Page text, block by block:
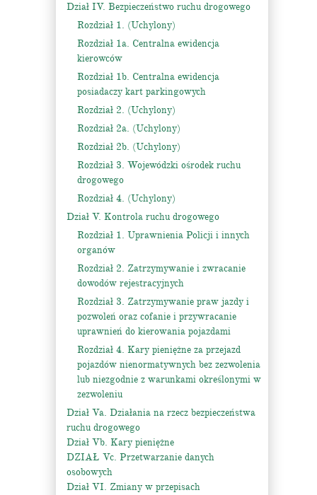
Dział IV. Bezpieczeństwo ruchu drogowego
Rozdział 1. (Uchylony)
Rozdział 1a. Centralna ewidencja
kierowców
Rozdział 1b. Centralna ewidencja
posiadaczy kart parkingowych
Rozdział 2. (Uchylony)
Rozdział 2a. (Uchylony)
Rozdział 2b. (Uchylony)
Rozdział 3. Wojewódzki ośrodek ruchu
drogowego
Rozdział 4. (Uchylony)
Dział V. Kontrola ruchu drogowego
Rozdział 1. Uprawnienia Policji i innych
organów
Rozdział 2. Zatrzymywanie i zwracanie
dowodów rejestracyjnych
Rozdział 3. Zatrzymywanie praw jazdy i
pozwoleń oraz cofanie i przywracanie
uprawnień do kierowania pojazdami
Rozdział 4. Kary pieniężne za przejazd
pojazdów nienormatywnych bez zezwolenia
lub niezgodnie z warunkami określonymi w
zezwoleniu
Dział Va. Działania na rzecz bezpieczeństwa
ruchu drogowego
Dział Vb. Kary pieniężne
DZIAŁ Vc. Przetwarzanie danych
osobowych
Dział VI. Zmiany w przepisach